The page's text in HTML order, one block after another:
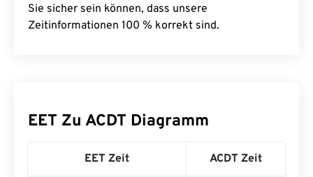
Sie sicher sein können, dass unsere
Zeitinformationen 100 % korrekt sind.
EET Zu ACDT Diagramm
EET Zeit ACDT Zeit